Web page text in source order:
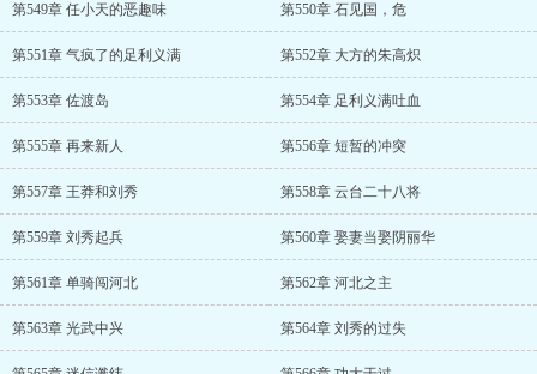
第549章 任小天的恶趣味 第550章 石见国，危
第551章 气疯了的足利义满 第552章 大方的朱高炽
第553章 佐渡岛 第554章 足利义满吐血
第555章 再来新人 第556章 短暂的冲突
第557章 王莽和刘秀 第558章 云台二十八将
第559章 刘秀起兵 第560章 娶妻当娶阴丽华
第561章 单骑闯河北 第562章 河北之主
第563章 光武中兴 第564章 刘秀的过失